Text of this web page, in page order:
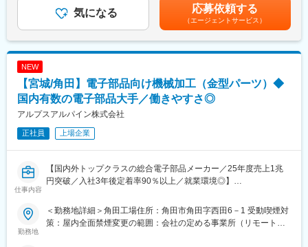
など拡大しており、車載／民生／産業機器など多岐にわたる製品
を保有し、幅広い業界と取引を行っています。また、従業員の方
が働きやすい環境づくりにも尽力しています。社内公募制度を活
用して自分のキャリアを自由に選択できる環境が整っています。
・Python、C++等でのプログラミング
■組織ミッション：
タクトスイッチ生産設備準備、生産設備改善
◎ゲーム機・スマホ・車関連で幅広い採用実績
◎希望により海外拠点での仕事も可能
■配属部署：
約40名(20～30代と40～60代までが半々）の職場で設計・組立・
制御・計測といった各分野毎の担当者が連携し生産設備の準備を
職場です。
伴う引っ越し手当会社負担（住宅関連制度にて社内規定あり）
・24時間（週）までリモートワーク可／フレックスタイム制度有
績：平均17,000円賃金はあくまでも目安の金額であり、選考を通
じて上下する可能性があります。月給(月額)は固定手当を含めた表
記です。
気になる 応募依頼する
（エージェントサービス）
NEW
【宮城/角田】電子部品向け機械加工（金型パーツ）◆
国内有数の電子部品大手／働きやすさ◎
アルプスアルパイン株式会社
正社員 上場企業
仕事内容
【国内外トップクラスの総合電子部品メーカー／25年度売上1兆
円突破／入社3年後定着率90％以上／就業環境◎】
■業務内容：
金型補修パーツの製作
勤務地
＜勤務地詳細＞角田工場住所：角田市角田字西田6－1 受動喫煙対
策：屋内全面禁煙変更の範囲：会社の定める事業所（リモートワ